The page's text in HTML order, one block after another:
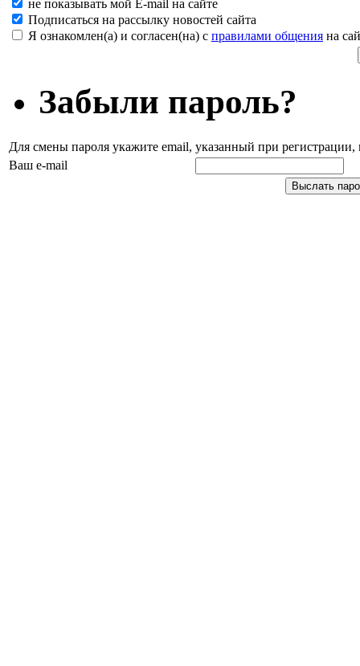
не показывать мой E-mail на сайте
Подписаться на рассылку новостей сайта
Я ознакомлен(а) и согласен(на) с правилами общения на
Забыли пароль?
Для смены пароля укажите email, указанный при
Ваш e-mail